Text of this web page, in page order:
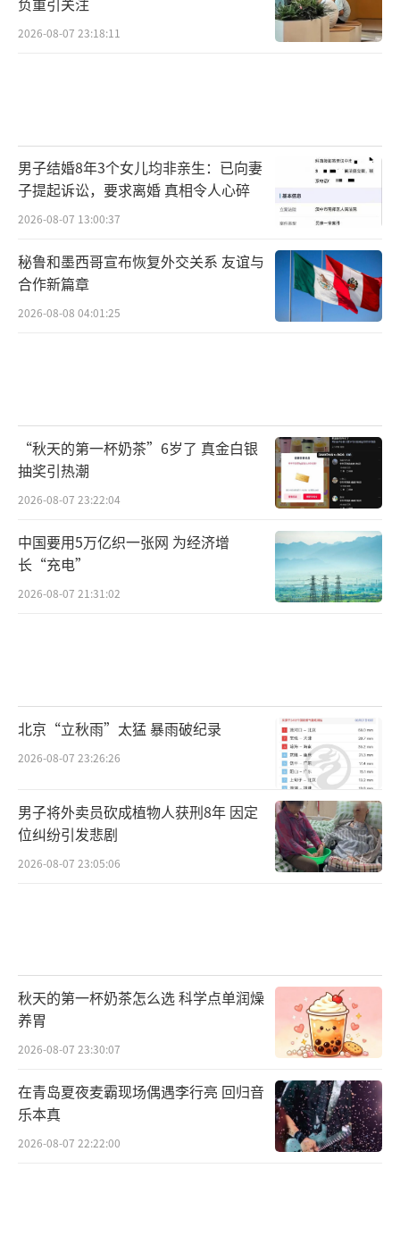
2026-08-07 23:18:11
男子结婚8年3个女儿均非亲生：已向妻
子提起诉讼，要求离婚 真相令人心碎
2026-08-07 13:00:37
秘鲁和墨西哥宣布恢复外交关系 友谊与
合作新篇章
2026-08-08 04:01:25
“秋天的第一杯奶茶”6岁了 真金白银
抽奖引热潮
2026-08-07 23:22:04
中国要用5万亿织一张网 为经济增
长“充电”
2026-08-07 21:31:02
北京“立秋雨”太猛 暴雨破纪录
2026-08-07 23:26:26
男子将外卖员砍成植物人获刑8年 因定
位纠纷引发悲剧
2026-08-07 23:05:06
秋天的第一杯奶茶怎么选 科学点单润燥
养胃
2026-08-07 23:30:07
在青岛夏夜麦霸现场偶遇李行亮 回归音
乐本真
2026-08-07 22:22:00